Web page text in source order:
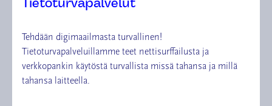
Tehdään digimaailmasta turvallinen!
Tietoturvapalveluillamme teet nettisurffailusta ja
verkkopankin käytöstä turvallista missä tahansa ja millä
tahansa laitteella.